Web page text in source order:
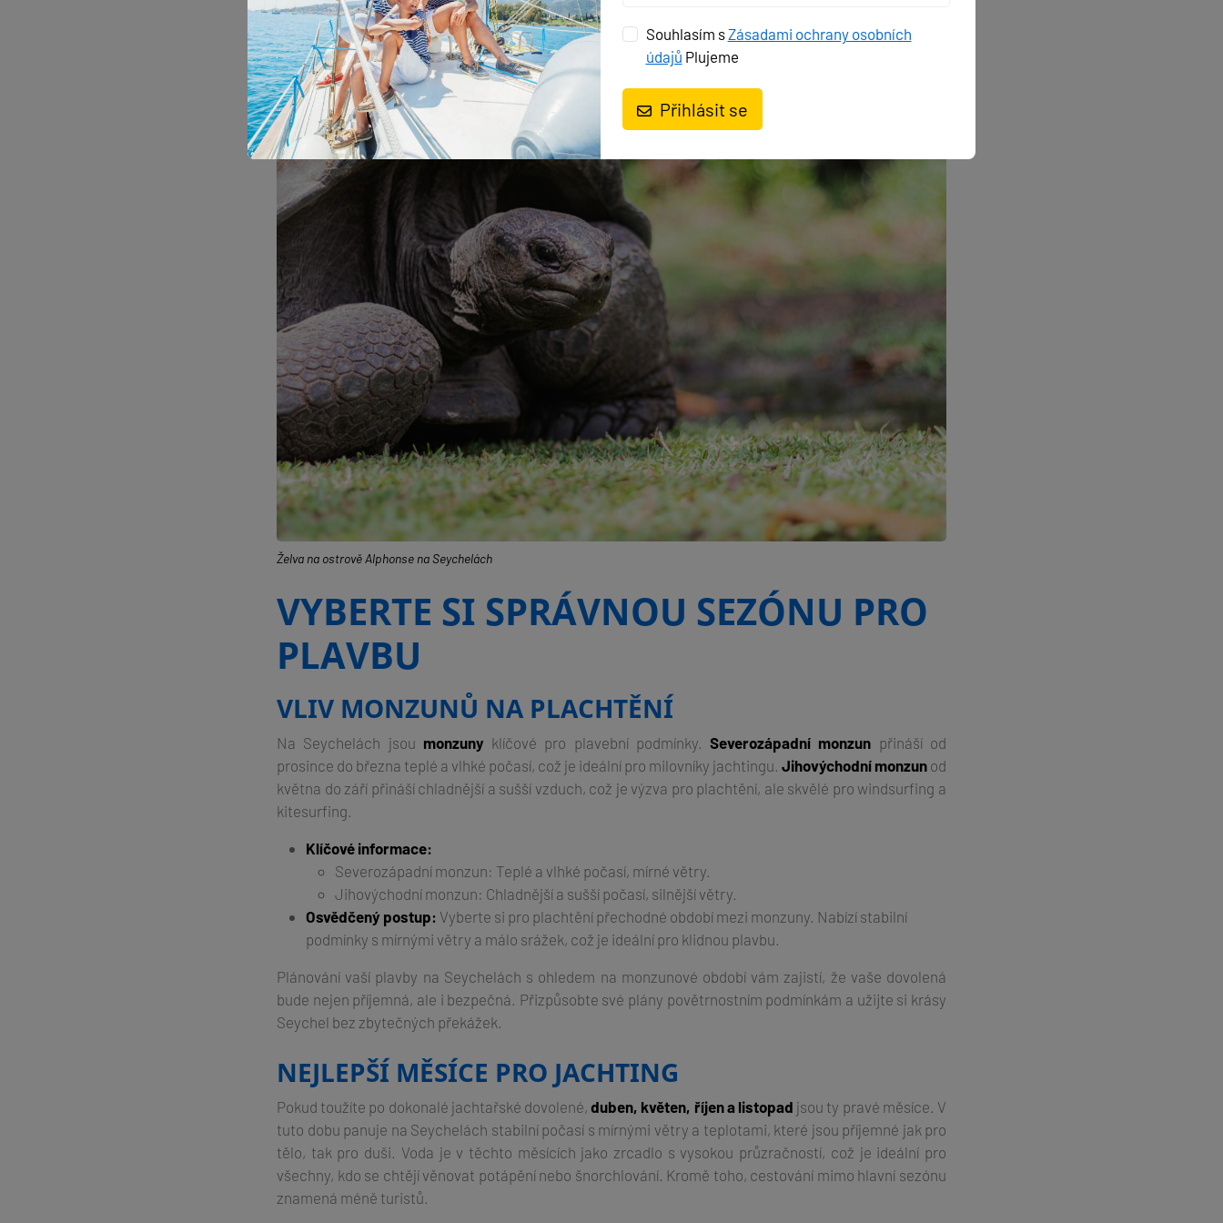
a ploutve. Správné vybavení zlepší váš zážitek.
Plavání s obrovskými želvami ve volné přírodě je zážitek, který se nedá zapomenout. Seychely jsou
známé svým úsilím o ochranu mořského života, což umožňuje jeho rozmanitost a bohatství.
Želva na ostrově Alphonse na Seychelách
VYBERTE SI SPRÁVNOU SEZÓNU PRO
PLAVBU
VLIV MONZUNŮ NA PLACHTĚNÍ
Na Seychelách jsou monzuny klíčové pro plavební podmínky.Severozápadní monzun přináší od
prosince do března teplé a vlhké počasí, což je ideální pro milovníky jachtingu. Jihovýchodní monzun od
května do září přináší chladnější a sušší vzduch, což je výzva pro plachtění, ale skvělé pro windsurfing a
kitesurfing.
Klíčové informace:
Severozápadní monzun: Teplé a vlhké počasí, mírné větry.
Jihovýchodní monzun: Chladnější a sušší počasí, silnější větry.
Osvědčený postup: Vyberte si pro plachtění přechodné období mezi monzuny. Nabízí stabilní
podmínky s mírnými větry a málo srážek, což je ideální pro klidnou plavbu.
Plánování vaší plavby na Seychelách s ohledem na monzunové období vám zajistí, že vaše dovolená
bude nejen příjemná, ale i bezpečná. Přizpůsobte své plány povětrnostním podmínkám a užijte si krásy
Seychel bez zbytečných překážek.
NEJLEPŠÍ MĚSÍCE PRO JACHTING
Pokud toužíte po dokonalé jachtařské dovolené,duben, květen, říjen a listopad jsou ty pravé měsíce. V
tuto dobu panuje na Seychelách stabilní počasí s mírnými větry a teplotami, které jsou příjemné jak pro
tělo, tak pro duši. Voda je v těchto měsících jako zrcadlo s vysokou průzračností, což je ideální pro
všechny, kdo se chtějí věnovat potápění nebo šnorchlování. Kromě toho, cestování mimo hlavní sezónu
znamená méně turistů.
Souhlasím sZásadami ochrany osobních
údajů Plujeme
Přihlásit se